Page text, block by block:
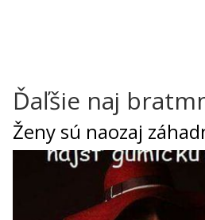
Ďaľšie naj
Ženy sú naozaj